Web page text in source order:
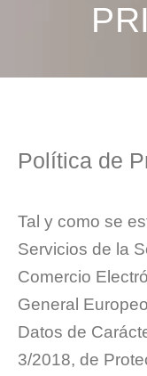
Política de
Tal y como se
Servicios de la
Comercio
General
Datos de
3/2018, de